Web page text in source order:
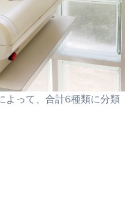
よって、合計6種類に分類